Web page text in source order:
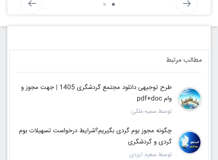
مطالب مرتبط
طرح توجیهی دانلود مجتمع گردشگری 1405 | جهت مجوز و
وام pdf+doc
توسط سمیه ملکی
چگونه مجوز بوم گردی بگیریم؟شرایط درخواست تسهیلات بوم
گردی و گردشگری
توسط سعید ایزدی